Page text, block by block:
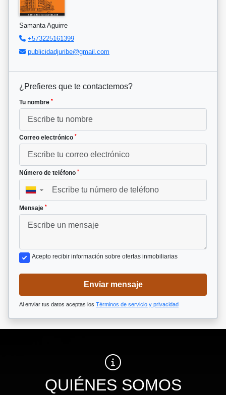
Samanta Aguirre
+573225161399
publicidadjuribe@gmail.com
¿Prefieres que te contactemos?
Tu nombre *
Correo electrónico *
Número de teléfono *
▼
Mensaje *
Acepto recibir información sobre ofertas inmobiliarias
Enviar mensaje
Al enviar tus datos aceptas los Términos de servicio y privacidad
QUIÉNES SOMOS